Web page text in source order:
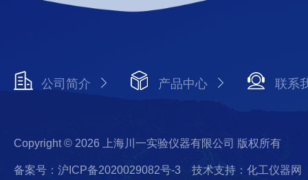
公司简介 产品中心 联系
Copyright © 2026 上海川一实验仪器有限公司 版权所有
备案号：沪ICP备2020029082号-3
技术支持：化工仪器网